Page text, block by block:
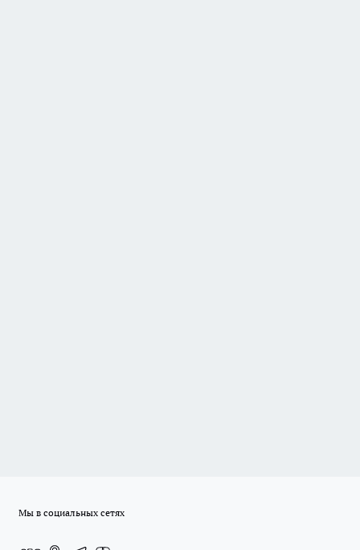
Мы в социальных сетях